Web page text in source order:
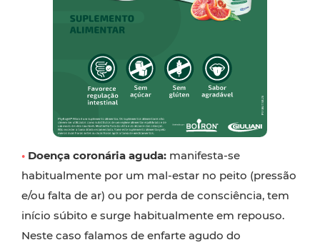
• Doença coronária aguda: manifesta-se
habitualmente por um mal-estar no peito (pressão
e/ou falta de ar) ou por perda de consciência, tem
início súbito e surge habitualmente em repouso.
Neste caso falamos de enfarte agudo do